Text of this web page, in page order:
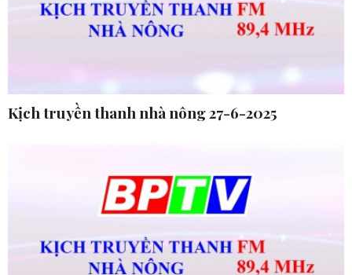
Kịch truyền thanh nhà nông 27-6-2025